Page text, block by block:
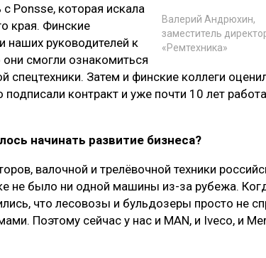
Валерий Андрюхин,
заместитель
«Ремтехника»
Ponsse, которая искала
края. Финские
наших руководителей к
смогли ознакомиться
спецтехники. Затем и финские коллеги
контракт и уже почти 10 лет
начинать развитие бизнеса?
валочной и трелёвочной техники
не было ни одной машины из-за рубежа.
что лесовозы и бульдозеры просто не
Поэтому сейчас у нас и MAN, и Iveco, и